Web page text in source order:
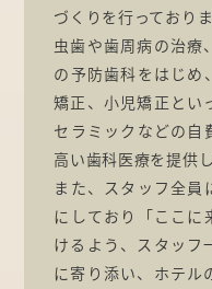
づくりを行っておりま
虫歯や歯周病の治療
の予防歯科をはじめ
矯正、小児矯正とい
セラミックなどの自
高い歯科医療を提供
また、スタッフ全員
にしており「ここに
けるよう、スタッフ
に寄り添い、ホテル